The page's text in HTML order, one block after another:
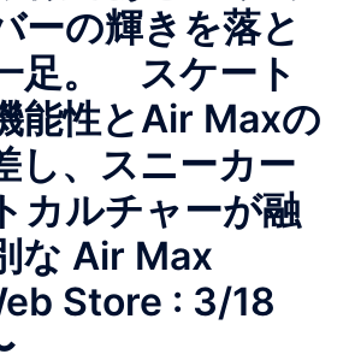
ーの輝きを落と
足。 スケート
能性とAir Maxの
し、スニーカー
カルチャーが融
な Air Max
Store : 3/18